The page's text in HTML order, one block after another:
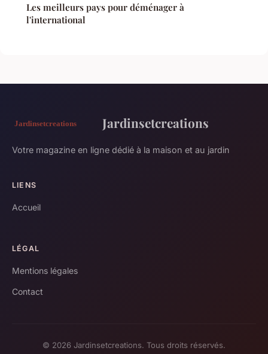
Les meilleurs pays pour déménager à
l'international
Jardinsetcreations
Votre magazine en ligne dédié à la maison et au jardin
LIENS
Accueil
LÉGAL
Mentions légales
Contact
© 2026 Jardinsetcreations. Tous droits réservés.